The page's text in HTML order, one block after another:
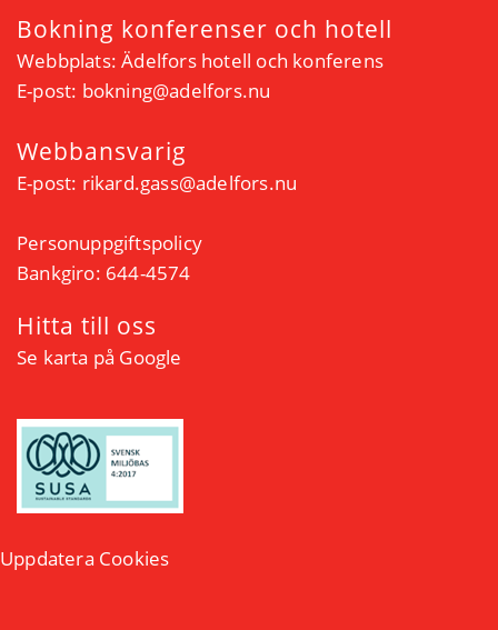
Bokning konferenser och hotell
Webbplats:Ädelfors hotell och konferens
E-post: bokning@adelfors.nu
Webbansvarig
E-post: rikard.gass@adelfors.nu
Personuppgiftspolicy
Bankgiro: 644-4574
Hitta till oss
Se karta på Google
Uppdatera Cookies